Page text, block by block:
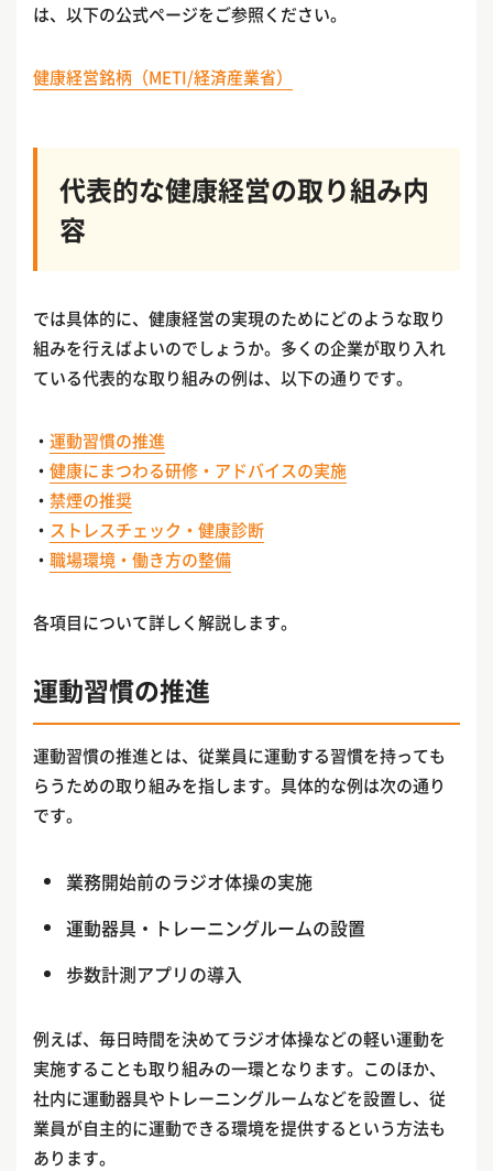
は、以下の公式ページをご参照ください。
健康経営銘柄（METI/経済産業省）
代表的な健康経営の取り組み内
容
では具体的に、健康経営の実現のためにどのような取り
組みを行えばよいのでしょうか。多くの企業が取り入れ
ている代表的な取り組みの例は、以下の通りです。
・ 運動習慣の推進
・ 健康にまつわる研修・アドバイスの実施
・ 禁煙の推奨
・ ストレスチェック・健康診断
・ 職場環境・働き方の整備
各項目について詳しく解説します。
運動習慣の推進
運動習慣の推進とは、従業員に運動する習慣を持っても
らうための取り組みを指します。具体的な例は次の通り
です。
業務開始前のラジオ体操の実施
運動器具・トレーニングルームの設置
歩数計測アプリの導入
例えば、毎日時間を決めてラジオ体操などの軽い運動を
実施することも取り組みの一環となります。このほか、
社内に運動器具やトレーニングルームなどを設置し、従
業員が自主的に運動できる環境を提供するという方法も
あります。